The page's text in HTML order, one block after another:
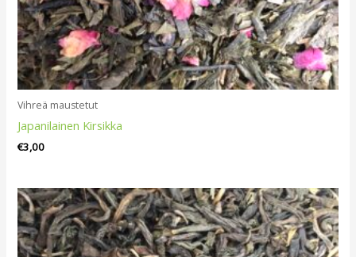
Vihreä maustetut
Japanilainen Kirsikka
€3,00